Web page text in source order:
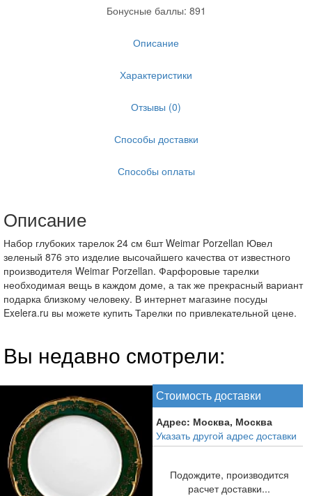
Бонусные баллы: 891
Описание
Характеристики
Отзывы (0)
Способы доставки
Способы оплаты
Описание
Набор глубоких тарелок 24 см 6шт Weimar Porzellan Ювел
зеленый 876 это изделие высочайшего качества от известного
производителя Weimar Porzellan. Фарфоровые тарелки
необходимая вещь в каждом доме, а так же прекрасный вариант
подарка близкому человеку. В интернет магазине посуды
Exelera.ru вы можете купить Тарелки по привлекательной цене.
Вы недавно смотрели:
Стоимость доставки
Адрес: Москва, Москва
Указать другой адрес доставки
Подождите, производится
расчет доставки...